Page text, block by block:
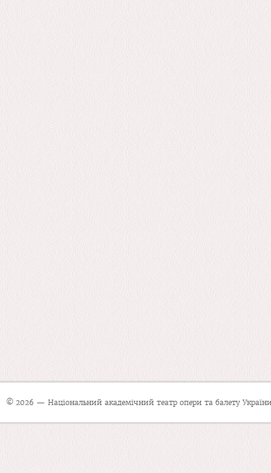
© 2026 — Національний академічний театр опери та балету